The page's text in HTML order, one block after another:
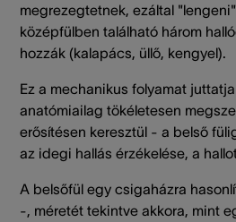
megrezegtetnek, ezáltal
középfülben található három
hozzák (kalapács, üllő, kengyel).
Ez a mechanikus folyamat
anatómiailag tökéletesen
erősítésen keresztül - a belső
az idegi hallás érzékelése, a
A belsőfül egy csigaházra
-, méretét tekintve akkora, mint